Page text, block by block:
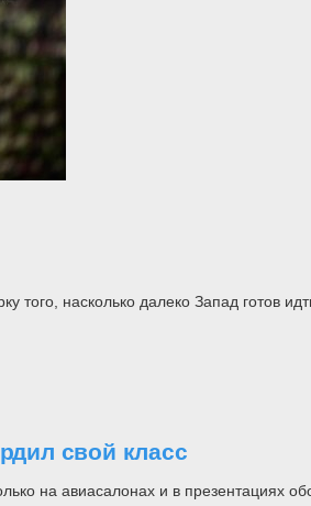
насколько далеко Запад готов
свой класс
на авиасалонах и в презентациях